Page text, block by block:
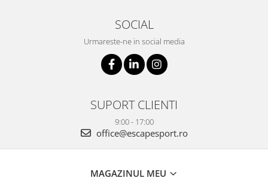
SOCIAL
Urmareste-ne in social media
SUPORT CLIENTI
9:00 - 17:00
office@escapesport.ro
MAGAZINUL MEU